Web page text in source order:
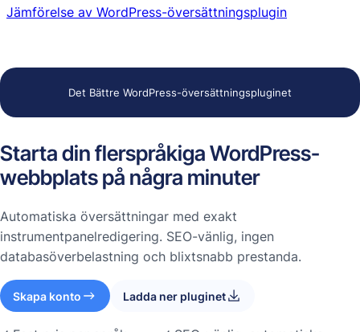
Jämförelse av WordPress-översättningsplugin
Det Bättre WordPress-översättningspluginet
Starta din flerspråkiga WordPress-
webbplats på några minuter
Automatiska översättningar med exakt
instrumentpanelredigering. SEO-vänlig, ingen
databasöverbelastning och blixtsnabb prestanda.
Skapa konto Ladda ner pluginet